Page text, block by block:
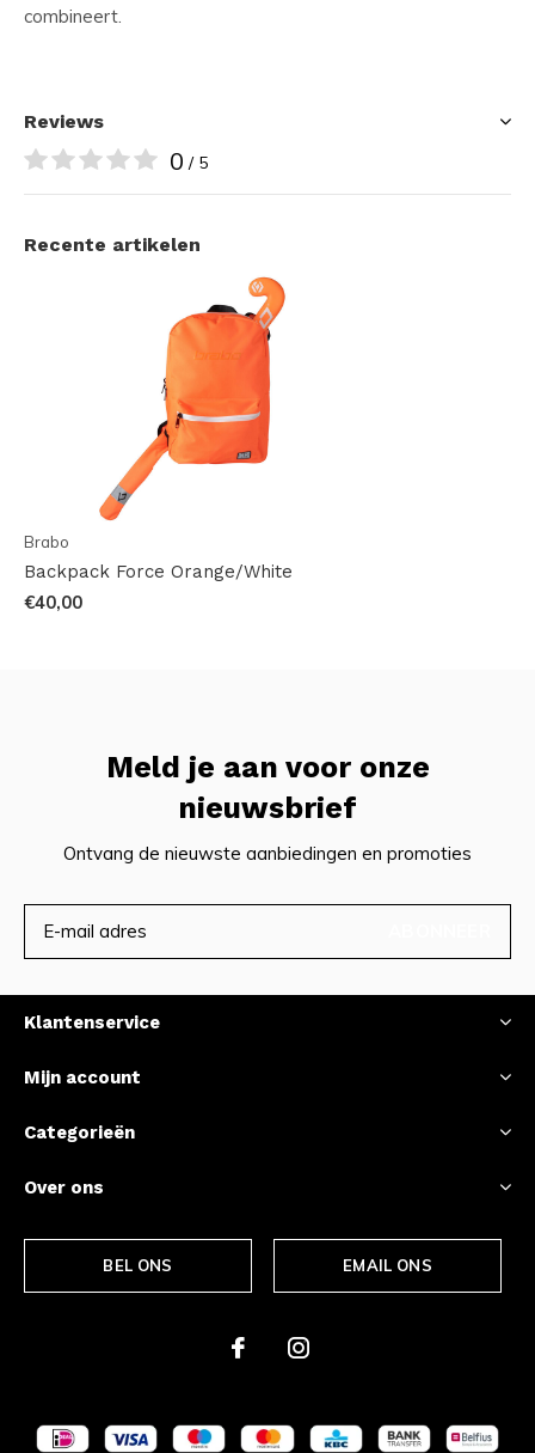
combineert.
Reviews
0 / 5
Recente artikelen
Brabo
Backpack Force Orange/White
€40,00
Meld je aan voor onze
nieuwsbrief
Ontvang de nieuwste aanbiedingen en promoties
Klantenservice
Mijn account
Categorieën
Over ons
BEL ONS EMAIL ONS